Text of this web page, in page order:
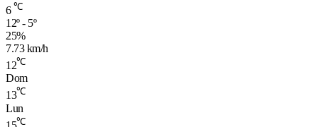
6 ℃
12º - 5º
25%
7.73 km/h
12℃
Dom
13℃
Lun
℃